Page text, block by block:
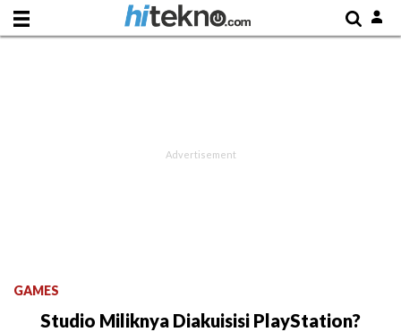
GAMES
Studio Miliknya Diakuisisi PlayStation?